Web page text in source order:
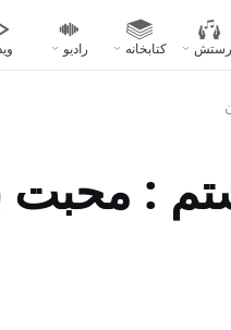
کتابخانه رادیو
: محبت